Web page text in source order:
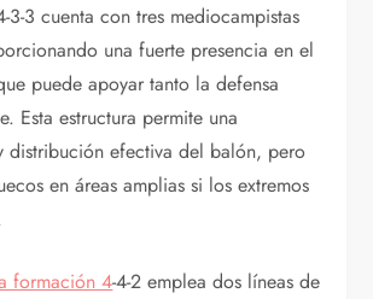
3-3 cuenta con tres mediocampistas
una fuerte presencia en el
puede apoyar tanto la defensa
Esta estructura permite una
distribución efectiva del balón, pero
en áreas amplias si los extremos
formación 4-4-2 emplea dos líneas de